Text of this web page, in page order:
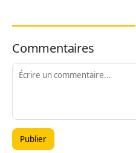
Commentaires
Publier